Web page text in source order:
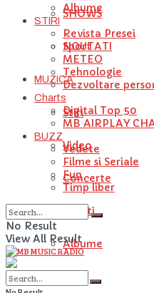
SHOWS
NOUTATI
MUZICA
Stiri
Video
Concerte
Artisti
Albume
STIRI
Albume
STIRI
Revista Presei
Sport
METEO
Tehnologie
Dezvoltare
Charts
Digital Top 50
MB AIRPLAY
BUZZ
Vedete
Filme si Seriale
Fun
Timp liber
No Result
View All Result